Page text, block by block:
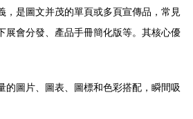
，是圖文并茂的單頁或多頁宣傳品，常見
展會分發、產品手冊簡化版等。其核心優
的圖片、圖表、圖標和色彩搭配，瞬間吸